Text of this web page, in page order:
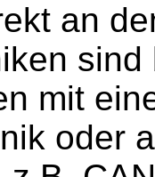
an
mit
oder